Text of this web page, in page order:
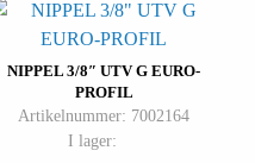
NIPPEL 3/8″ UTV G EURO-
PROFIL
Artikelnummer: 7002164
I lager: